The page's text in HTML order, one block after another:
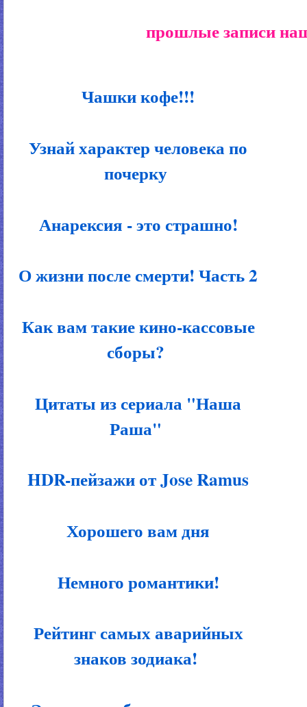
прошлые записи
Чашки кофе!!!
Узнай характер человека по
почерку
Анарексия - это страшно!
О жизни после смерти! Часть 2
Как вам такие кино-кассовые
сборы?
Цитаты из сериала "Наша
Раша"
HDR-пейзажи от Jose Ramus
Хорошего вам дня
Немного романтики!
Рейтинг самых аварийных
знаков зодиака!